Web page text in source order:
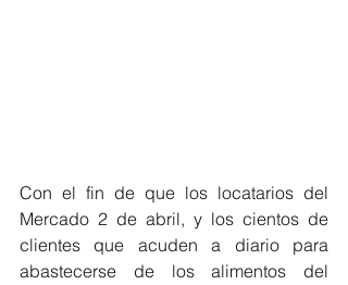
Con el fin de que los locatarios del
Mercado 2 de abril, y los cientos de
clientes que acuden a diario para
abastecerse de los alimentos del